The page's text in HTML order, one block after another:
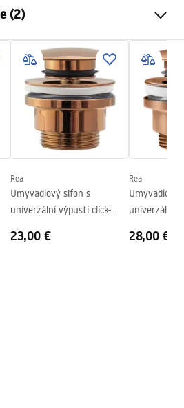
Biela, Biela/Zlatá
Lesklý
360mm
360mm
115mm
mm
Nie
(2)
_5.pdf
Rea
Umyvadlový sifon s
univerzální výpustí click-
23,00 €
Rea
Umyvadlový
univerzální
28,00 €